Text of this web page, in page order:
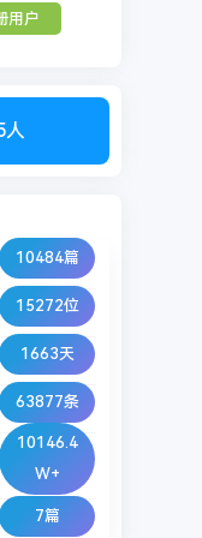
用户
人
10484篇
15272位
1663天
63877条
10146.4
W+
7篇